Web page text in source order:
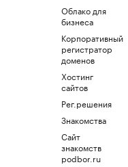
Облако для
бизнеса
Корпоративный
регистратор
доменов
Хостинг
сайтов
Рег.решения
Знакомства
Сайт
знакомств
podbor.ru